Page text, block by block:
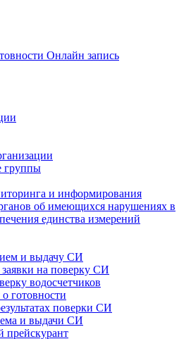
Онлайн запись
группы
и информирования
об имеющихся нарушениях в
единства измерений
и выдачу СИ
на поверку СИ
водосчетчиков
готовности
поверки СИ
и выдачи СИ
прейскурант